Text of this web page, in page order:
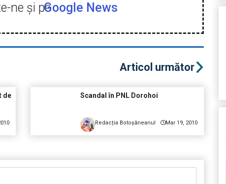
ne şi peGoogle News
de
Articol următor
Scandal în PNL Dorohoi
Redacția Botoșăneanul Mar 19, 2010